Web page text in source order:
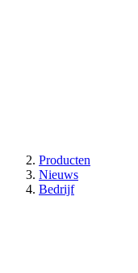
Producten
Nieuws
Bedrijf